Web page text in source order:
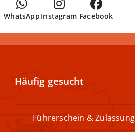
Facebook
Instagram
WhatsApp
Häufig gesucht
Führerschein & Zulassung